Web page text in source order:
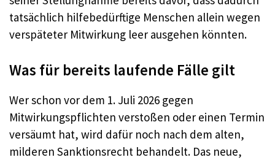
tatsächlich hilfebedürftige Menschen allein wegen
verspäteter Mitwirkung leer ausgehen könnten.
Was für bereits laufende Fälle gilt
Wer schon vor dem 1. Juli 2026 gegen
Mitwirkungspflichten verstoßen oder einen Termin
versäumt hat, wird dafür noch nach dem alten,
milderen Sanktionsrecht behandelt. Das neue,